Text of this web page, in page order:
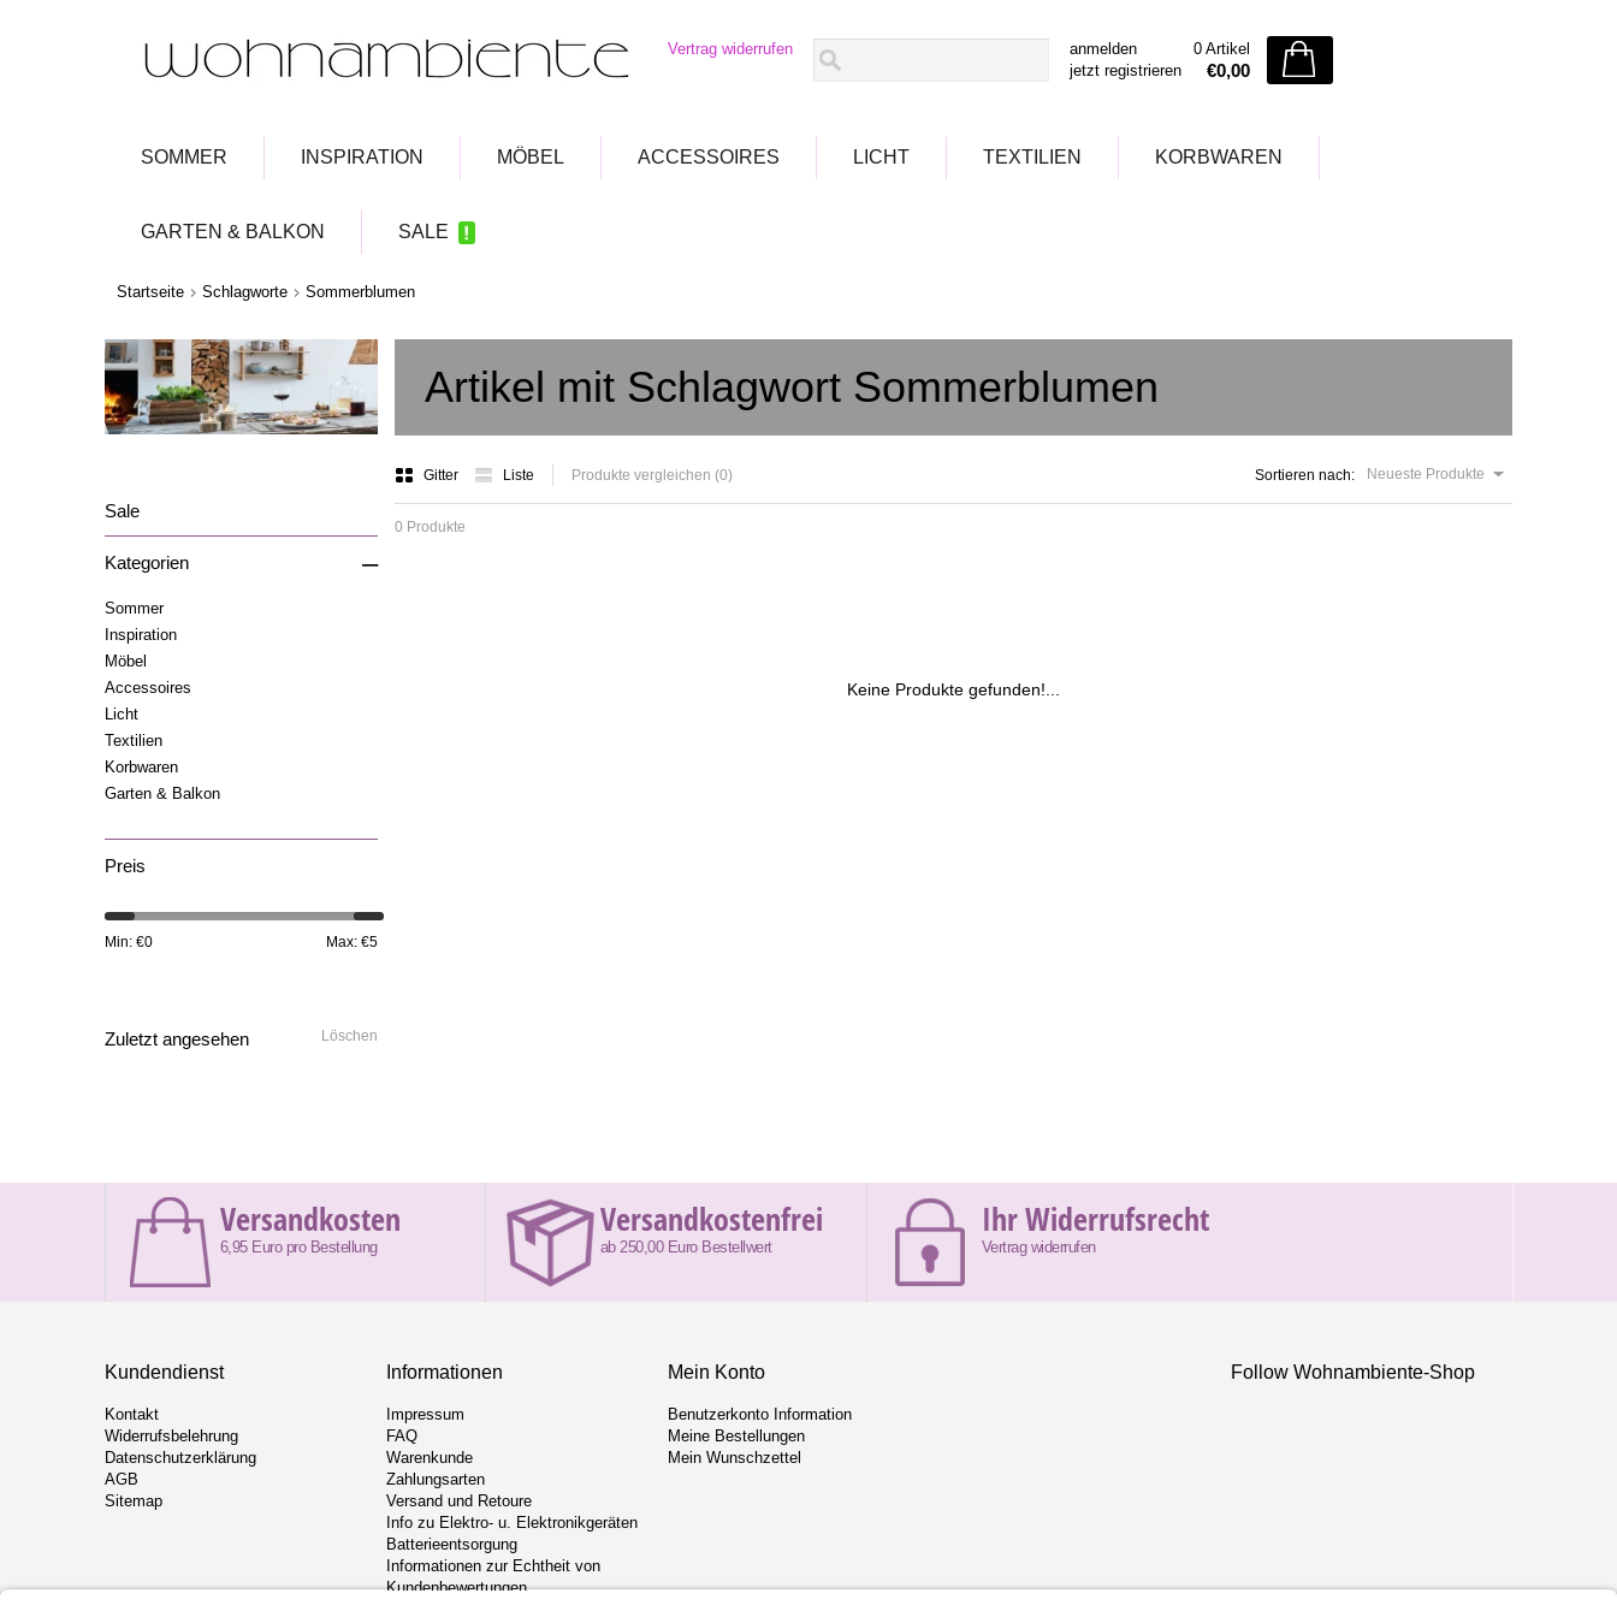
Vertrag widerrufen
anmelden
jetzt registrieren
0 Artikel
€0,00
SOMMER INSPIRATION MÖBEL ACCESSOIRES LICHT TEXTILIEN KORBWAREN
GARTEN & BALKON SALE
Startseite Schlagworte Sommerblumen
Artikel mit Schlagwort Sommerblumen
Gitter Liste Produkte vergleichen (0) Sortieren nach: Neueste Produkte
0 Produkte
Keine Produkte gefunden!...
Sale
Kategorien –
Sommer
Inspiration
Möbel
Accessoires
Licht
Textilien
Korbwaren
Garten & Balkon
Preis
Min: €0 Max: €5
Zuletzt angesehen Löschen
Versandkosten
6,95 Euro pro Bestellung
Versandkostenfrei
ab 250,00 Euro Bestellwert
Ihr Widerrufsrecht
Vertrag widerrufen
Kundendienst
Kontakt
Widerrufsbelehrung
Datenschutzerklärung
AGB
Sitemap
Informationen
Impressum
FAQ
Warenkunde
Zahlungsarten
Versand und Retoure
Info zu Elektro- u. Elektronikgeräten
Batterieentsorgung
Informationen zur Echtheit von
Kundenbewertungen
Mein Konto
Benutzerkonto Information
Meine Bestellungen
Mein Wunschzettel
Follow Wohnambiente-Shop